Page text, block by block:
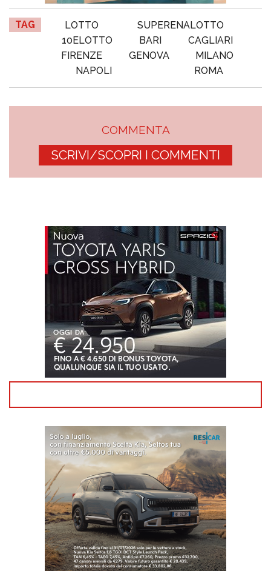
TAG LOTTO
SUPERENALOTTO
10ELOTTO
BARI
CAGLIARI
FIRENZE
GENOVA
MILANO
NAPOLI
ROMA
COMMENTA
SCRIVI/SCOPRI I COMMENTI